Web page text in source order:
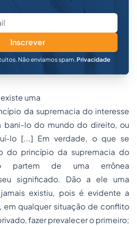
Inscrever
Não enviamos spam. Privacidade
uma
da supremacia do interesse
bani-lo do mundo do direito, ou
lo [...] Em verdade, o que se
do princípio da supremacia do
partem de uma errônea
significado. Dão a ele uma
existiu, pois é evidente a
em qualquer situação de conflito
fazer prevalecer o primeiro;